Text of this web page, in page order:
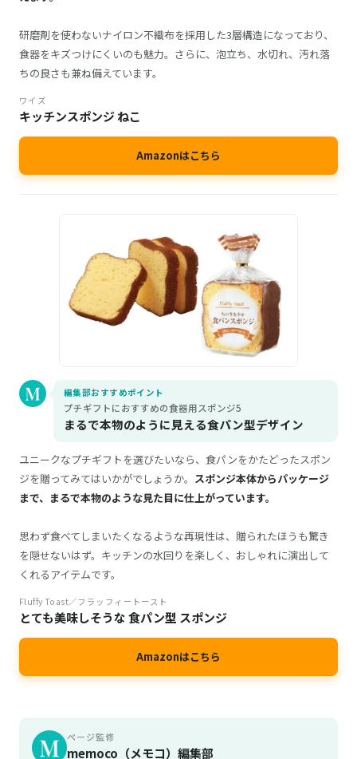
研磨剤を使わないナイロン不織布を採用した3層構造になっており、
食器をキズつけにくいのも魅力。さらに、泡立ち、水切れ、汚れ落
ちの良さも兼ね備えています。
ワイズ
キッチンスポンジ ねこ
Amazonはこちら
編集部おすすめポイント
プチギフトにおすすめの食器用スポンジ5
まるで本物のように見える食パン型デザイン
ユニークなプチギフトを選びたいなら、食パンをかたどったスポン
ジを贈ってみてはいかがでしょうか。 スポンジ本体からパッケージ
まで、まるで本物のような見た目に仕上がっています。
思わず食べてしまいたくなるような再現性は、贈られたほうも驚き
を隠せないはず。キッチンの水回りを楽しく、おしゃれに演出して
くれるアイテムです。
Fluffy Toast／フラッフィートースト
とても美味しそうな 食パン型 スポンジ
Amazonはこちら
ページ監修
memoco（メモコ）編集部